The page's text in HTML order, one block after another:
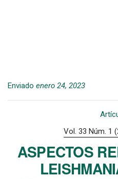
Enviado enero 24, 2023
Vol. 33 Núm. 1
ASPECTOS